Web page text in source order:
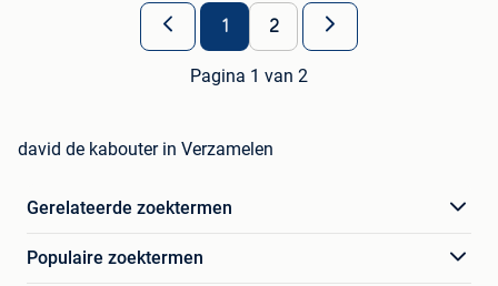
1 2
Pagina 1 van 2
david de kabouter in Verzamelen
Gerelateerde zoektermen
Populaire zoektermen